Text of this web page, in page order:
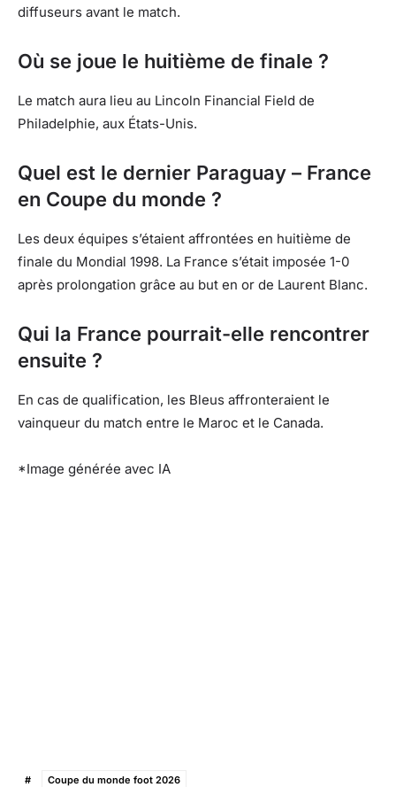
diffuseurs avant le match.
Où se joue le huitième de finale ?
Le match aura lieu au Lincoln Financial Field de
Philadelphie, aux États-Unis.
Quel est le dernier Paraguay – France
en Coupe du monde ?
Les deux équipes s’étaient affrontées en huitième de
finale du Mondial 1998. La France s’était imposée 1-0
après prolongation grâce au but en or de Laurent Blanc.
Qui la France pourrait-elle rencontrer
ensuite ?
En cas de qualification, les Bleus affronteraient le
vainqueur du match entre le Maroc et le Canada.
*Image générée avec IA
# Coupe du monde foot 2026